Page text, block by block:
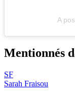
A
Mentionnés
SF
Sarah Fraisou